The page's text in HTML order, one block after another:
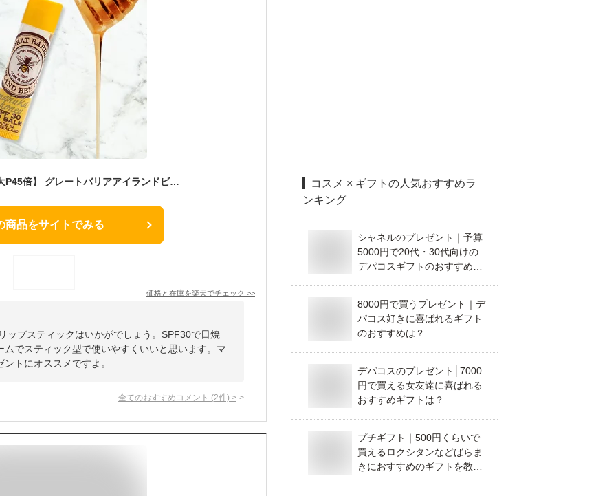
【マラソン期間中 最大P45倍】 グレートバリアアイランドビー リップスティック SPF30 唇用保湿クリーム リップクリーム スティック型 オーガニック プレゼント ギフト コスメティック 通販 楽天
商品をサイトでみる
価格と在庫を楽天でチェック >>
ップスティックはいかがでしょう。SPF30で日焼
でスティック型で使いやすくいいと思います。マ
トにオススメですよ。
全てのおすすめコメント (2件) >
コスメ × ギフト の人気おすすめラ
ンキング
シャネルのプレゼント｜予算
5000円で20代・30代向けの
デパコスギフトのおすすめ
8000円で買うプレゼント｜デ
パコス好きに喜ばれるギフト
のおすすめは？
デパコスのプレゼント│7000
円で買える女友達に喜ばれる
おすすめギフトは？
プチギフト｜500円くらいで
買えるロクシタンなどばらま
きにおすすめのギフトを教え